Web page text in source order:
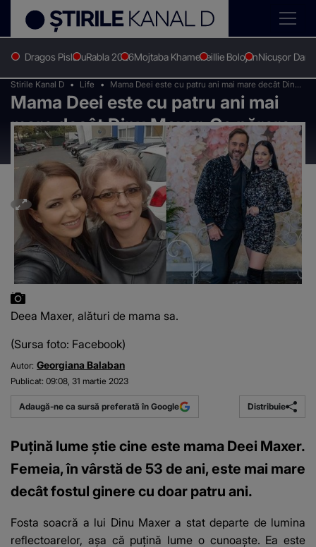
Dragos PislaruRabla 2026Mojtaba KhameneiIlie BolojanNicușor Dan
Stirile Kanal D Life
Mama Deei este cu patru ani mai mare decât Dinu
Maxer. Ce părere avea femeia despre căsnicia lor
Mama Deei este cu patru ani mai
mare decât Dinu Maxer. Ce părere
avea femeia despre căsnicia lor
Deea Maxer, alături de mama sa.
(Sursa foto: Facebook)
Autor: Georgiana Balaban
Publicat: 09:08, 31 martie 2023
Adaugă-ne ca sursă preferată în Google Distribuie
Puțină lume știe cine este mama Deei Maxer.
Femeia, în vârstă de 53 de ani, este mai mare
decât fostul ginere cu doar patru ani.
Fosta soacră a lui Dinu Maxer a stat departe de lumina
reflectoarelor, așa că puțină lume o cunoaște. Ea este